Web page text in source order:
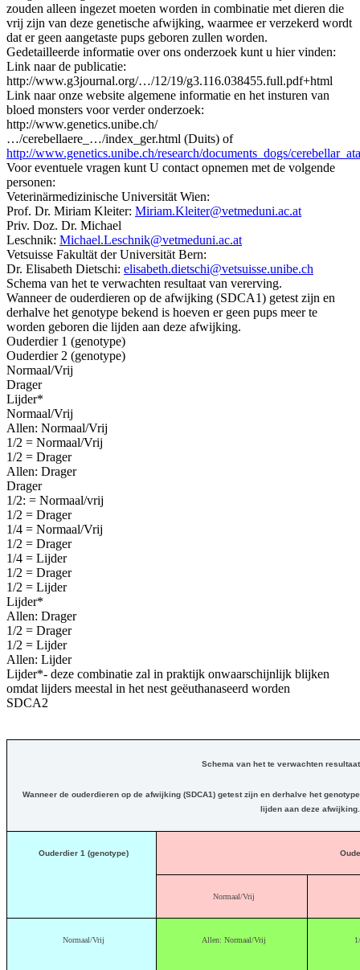
zouden alleen ingezet moeten worden in combinatie met dieren die
vrij zijn van deze genetische afwijking, waarmee er verzekerd wordt
dat er geen aangetaste pups geboren zullen worden.
Gedetailleerde informatie over ons onderzoek kunt u hier vinden:
Link naar de publicatie:
http://www.g3journal.org/…/12/19/g3.116.038455.full.pdf+html
Link naar onze website algemene informatie en het insturen van
bloed monsters voor verder onderzoek:
http://www.genetics.unibe.ch/
…/cerebellaere_…/index_ger.html (Duits) of
http://www.genetics.unibe.ch/research/documents_dogs/
Voor eventuele vragen kunt U contact opnemen met de volgende
personen:
Veterinärmedizinische Universität Wien:
Prof. Dr. Miriam Kleiter: Miriam.Kleiter@vetmeduni.ac.at
Priv. Doz. Dr. Michael
Leschnik: Michael.Leschnik@vetmeduni.ac.at
Vetsuisse Fakultät der Universität Bern:
Dr. Elisabeth Dietschi: elisabeth.dietschi@vetsuisse.unibe.ch
Schema van het te verwachten resultaat van vererving.
Wanneer de ouderdieren op de afwijking (SDCA1) getest zijn en
derhalve het genotype bekend is hoeven er geen pups meer te
worden geboren die lijden aan deze afwijking.
Ouderdier 1 (genotype)
Ouderdier 2 (genotype)
Normaal/Vrij
Drager
Lijder*
Normaal/Vrij
Allen: Normaal/Vrij
1/2 = Normaal/Vrij
1/2 = Drager
Allen: Drager
Drager
1/2: = Normaal/vrij
1/2 = Drager
1/4 = Normaal/Vrij
1/2 = Drager
1/4 = Lijder
1/2 = Drager
1/2 = Lijder
Lijder*
Allen: Drager
1/2 = Drager
1/2 = Lijder
Allen: Lijder
Lijder*- deze combinatie zal in praktijk onwaarschijnlijk blijken
omdat lijders meestal in het nest geëuthanaseerd worden
SDCA2
Schema van het te verwachten
Wanneer de ouderdieren op de afwijking (SDCA1) getest zijn en derhalve het
lijden aan deze afwijking.
Ouderdier 1 (genotype)
Normaal/Vrij
Normaal/Vrij Allen: Normaal/Vrij